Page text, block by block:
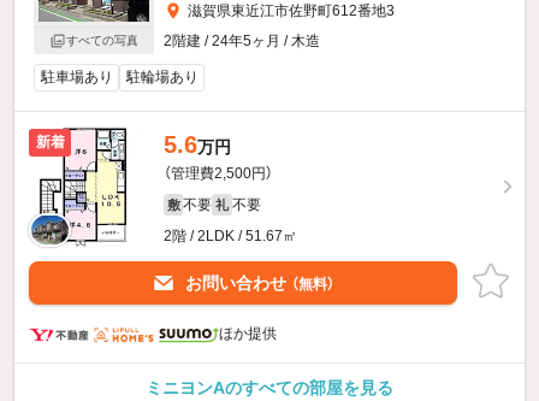
すべての写真
滋賀県東近江市佐野町612番地3
2階建 / 24年5ヶ月 / 木造
駐車場あり 駐輪場あり
新着 5.6万円
（管理費2,500円）
敷 不要 礼 不要
2階 / 2LDK / 51.67㎡
お問い合わせ （無料）
ほか提供
ミニヨンAのすべての部屋を見る